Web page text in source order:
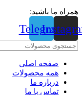
همراه ما باشید:
Telegram
صفحه اصلی
همه محصولات
درباره ما
تماس با ما